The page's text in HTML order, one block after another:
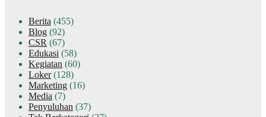
Berita (455)
Blog (92)
CSR (67)
Edukasi (58)
Kegiatan (60)
Loker(128)
Marketing (16)
Media (7)
Penyuluhan (37)